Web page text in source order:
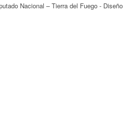
Nacional – Tierra del Fuego - Diseño